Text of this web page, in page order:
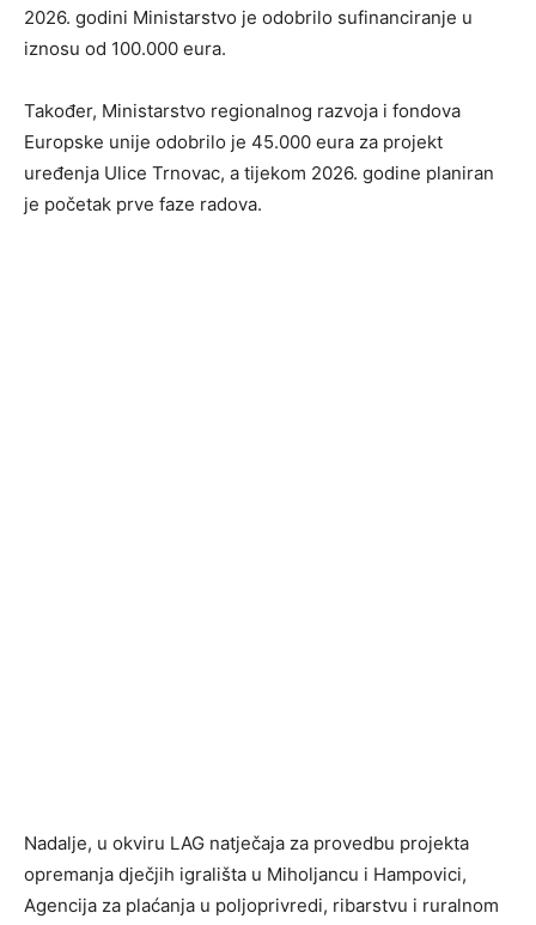
2026. godini Ministarstvo je odobrilo sufinanciranje u
iznosu od 100.000 eura.
Također, Ministarstvo regionalnog razvoja i fondova
Europske unije odobrilo je 45.000 eura za projekt
uređenja Ulice Trnovac, a tijekom 2026. godine planiran
je početak prve faze radova.
Nadalje, u okviru LAG natječaja za provedbu projekta
opremanja dječjih igrališta u Miholjancu i Hampovici,
Agencija za plaćanja u poljoprivredi, ribarstvu i ruralnom